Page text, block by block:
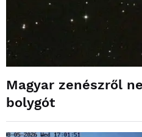
Magyar zenészről
bolygót